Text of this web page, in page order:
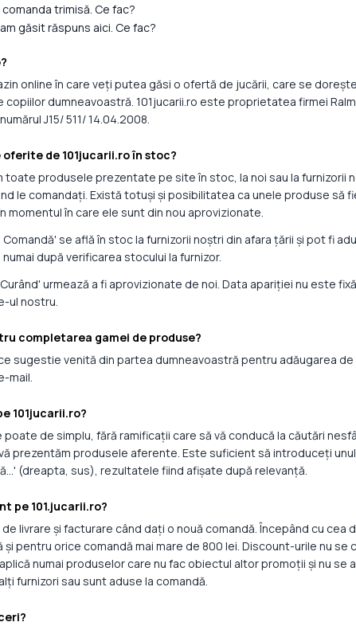
trimisă. Ce fac?
găsit răspuns aici. Ce fac?
online în care veți putea găsi o ofertă de jucării, care se
dumneavoastră. 101jucarii.ro este proprietatea firmei
J15/ 511/ 14.04.2008.
de 101jucarii.ro în stoc?
toate produsele prezentate pe site în stoc, la noi sau la furnizorii
le comandați. Există totuși și posibilitatea ca unele produse să
momentul în care ele sunt din nou aprovizionate.
se află în stoc la furnizorii noștri din afara țării și pot fi
după verificarea stocului la furnizor.
urmează a fi aprovizionate de noi. Data apariției nu este
ul nostru.
completarea gamei de produse?
sugestie venită din partea dumneavoastră pentru adăugarea
mail.
101jucarii.ro?
de simplu, fără ramificații care să vă conducă la căutări
prezentăm produsele aferente. Este suficient să introduceți unul
(dreapta, sus), rezultatele fiind afișate după relevanță.
pe 101.jucarii.ro?
livrare și facturare când dați o nouă comandă. Începând cu cea
pentru orice comandă mai mare de 800 lei. Discount-urile nu
numai produselor care nu fac obiectul altor promoții și nu se
furnizori sau sunt aduse la comandă.